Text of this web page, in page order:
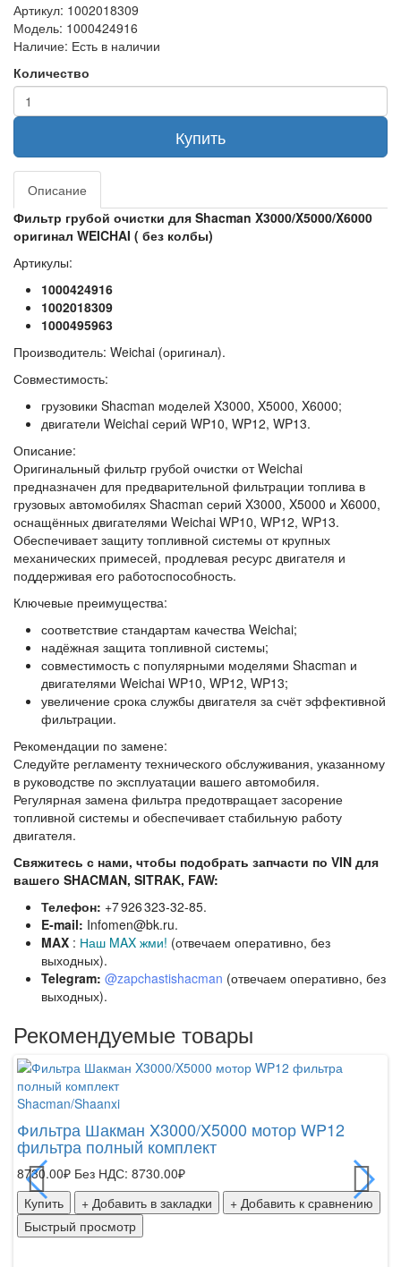
Артикул: 1002018309
Модель: 1000424916
Наличие: Есть в наличии
Количество
Купить
Описание
Фильтр грубой очистки для Shacman X3000/X5000/X6000
оригинал WEICHAI ( без колбы)
Артикулы:
1000424916
1002018309
1000495963
Производитель: Weichai (оригинал).
Совместимость:
грузовики Shacman моделей X3000, X5000, X6000;
двигатели Weichai серий WP10, WP12, WP13.
Описание:
Оригинальный фильтр грубой очистки от Weichai
предназначен для предварительной фильтрации топлива в
грузовых автомобилях Shacman серий X3000, X5000 и X6000,
оснащённых двигателями Weichai WP10, WP12, WP13.
Обеспечивает защиту топливной системы от крупных
механических примесей, продлевая ресурс двигателя и
поддерживая его работоспособность.
Ключевые преимущества:
соответствие стандартам качества Weichai;
надёжная защита топливной системы;
совместимость с популярными моделями Shacman и
двигателями Weichai WP10, WP12, WP13;
увеличение срока службы двигателя за счёт эффективной
фильтрации.
Рекомендации по замене:
Следуйте регламенту технического обслуживания, указанному
в руководстве по эксплуатации вашего автомобиля.
Регулярная замена фильтра предотвращает засорение
топливной системы и обеспечивает стабильную работу
двигателя.
Свяжитесь с нами, чтобы подобрать запчасти по VIN для
вашего SHACMAN, SITRAK, FAW:
Телефон: +7 926 323‑32‑85.
E‑mail: Infomen@bk.ru.
MAX: Наш MAX жми! (отвечаем оперативно, без
выходных).
Telegram: @zapchastishacman (отвечаем оперативно, без
выходных).
Рекомендуемые товары
Shacman/Shaanxi
Фильтра Шакман X3000/X5000 мотор WP12
фильтра полный комплект
8730.00₽ Без НДС: 8730.00₽
Купить
+ Добавить в закладки
+ Добавить к сравнению
Быстрый просмотр